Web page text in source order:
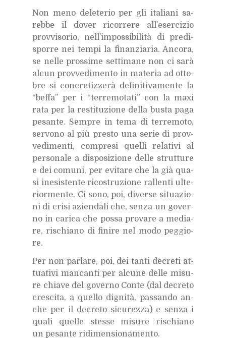
Non meno de­le­te­rio per gli ita­lia­ni sa­
reb­be il do­ver ri­cor­re­re al­l’e­ser­ci­zio
prov­vi­so­rio, nel­l’im­pos­si­bi­li­tà di pre­di­
spor­re nei tem­pi la fi­nan­zia­ria. An­co­ra,
se nel­le pros­si­me set­ti­ma­ne non ci sarà
al­cun prov­ve­di­men­to in ma­te­ria ad ot­to­
bre si con­cre­tiz­ze­rà de­fi­ni­ti­va­men­te la
“bef­fa” per i “ter­re­mo­ta­ti” con la maxi
rata per la re­sti­tu­zio­ne del­la bu­sta paga
pe­san­te. Sem­pre in tema di ter­re­mo­to,
ser­vo­no al più pre­sto una se­rie di prov­
ve­di­men­ti, com­pre­si quel­li re­la­ti­vi al
per­so­na­le a di­spo­si­zio­ne del­le strut­tu­re
e dei co­mu­ni, per evi­ta­re che la già qua­
si ine­si­sten­te ri­co­stru­zio­ne ral­len­ti ul­te­
rior­men­te. Ci sono, poi, di­ver­se si­tua­zio­
ni di cri­si azien­da­li che, sen­za un go­ver­
no in ca­ri­ca che pos­sa pro­va­re a me­dia­
re, ri­schia­no di fi­ni­re nel modo peg­gio­
re.
Per non par­la­re, poi, dei tan­ti de­cre­ti at­
tua­ti­vi man­can­ti per al­cu­ne del­le mi­su­
re chia­ve del go­ver­no Con­te (dal de­cre­to
cre­sci­ta, a quel­lo di­gni­tà, pas­san­do an­
che per il de­cre­to si­cu­rez­za) e sen­za i
qua­li quel­le stes­se mi­su­re ri­schia­no
un pe­san­te ri­di­men­sio­na­men­to.